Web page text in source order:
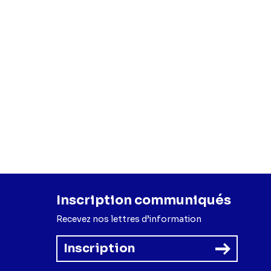
Inscription communiqués
Recevez nos lettres d’information
Inscription